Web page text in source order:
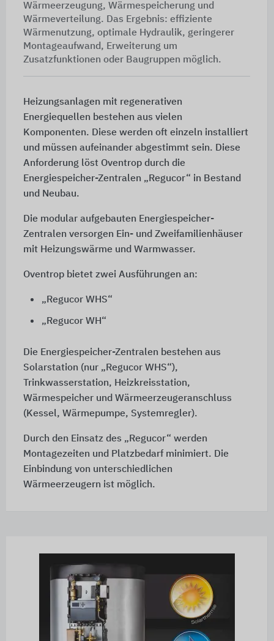
Wärmeerzeugung, Wärmespeicherung und
Wärmeverteilung. Das Ergebnis: effiziente
Wärmenutzung, optimale Hydraulik, geringerer
Montageaufwand, Erweiterung um
Zusatzfunktionen oder Baugruppen möglich.
Heizungsanlagen mit regenerativen
Energiequellen bestehen aus vielen
Komponenten. Diese werden oft einzeln installiert
und müssen aufeinander abgestimmt sein. Diese
Anforderung löst Oventrop durch die
Energiespeicher-Zentralen „Regucor“ in Bestand
und Neubau.
Die modular aufgebauten Energiespeicher-
Zentralen versorgen Ein- und Zweifamilienhäuser
mit Heizungswärme und Warmwasser.
Oventrop bietet zwei Ausführungen an:
„Regucor WHS“
„Regucor WH“
Die Energiespeicher-Zentralen bestehen aus
Solarstation (nur „Regucor WHS“),
Trinkwasserstation, Heizkreisstation,
Wärmespeicher und Wärmeerzeugeranschluss
(Kessel, Wärmepumpe, Systemregler).
Durch den Einsatz des „Regucor“ werden
Montagezeiten und Platzbedarf minimiert. Die
Einbindung von unterschiedlichen
Wärmeerzeugern ist möglich.